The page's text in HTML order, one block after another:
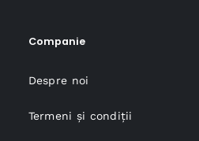
Companie
Despre noi
Termeni și condiții